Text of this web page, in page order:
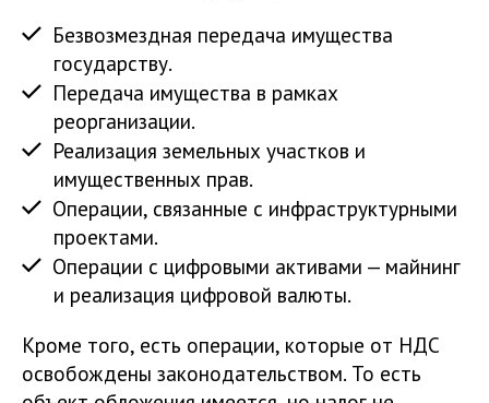
Безвозмездная передача имущества
государству.
Передача имущества в рамках
реорганизации.
Реализация земельных участков и
имущественных прав.
Операции, связанные с инфраструктурными
проектами.
Операции с цифровыми активами — майнинг
и реализация цифровой валюты.
Кроме того, есть операции, которые от НДС
освобождены законодательством. То есть